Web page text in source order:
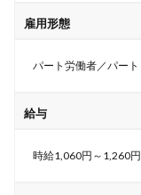
雇用形態
パート労働者／パート
給与
時給1,060円～1,260円